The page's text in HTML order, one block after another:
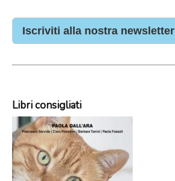
Iscriviti alla nostra newsletter
Libri consigliati